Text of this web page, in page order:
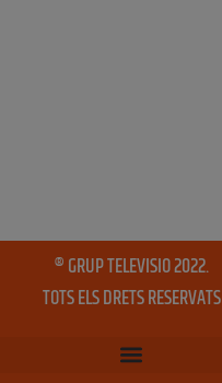
® GRUP TELEVISIO 2022.
TOTS ELS DRETS RESERVATS